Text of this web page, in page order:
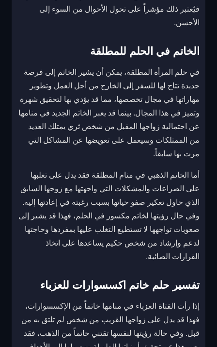
فيُعتبر ذلك مؤشراً على تحول الأحوال من السوء إلى
الأحسن.
الخاتم في الحلم للمطلقة
في حلم المرأة المطلقة، يمكن أن يشير الخاتم إلى فرصة
جديدة تتاح لها للسفر إلى الخارج من أجل العمل وتطوير
مهاراتها في مجال تخصصها، مما قد يؤدي بها لتحقيق شهرة
وتميز في هذا المجال. بينما قد يعبر الخاتم الجديد في منامها
عن احتمالية زواجها المقبل من شخص ثري يمتلك العديد
من الممتلكات وسيعمل على تعويضها عن المشاكل التي
مرت بها سابقاً.
أما الخاتم الذهبي في منام المطلقة فقد يدل على تغلبها
على الصراعات والمشكلات التي واجهتها مع زوجها السابق
الذي حاول تعكير صفو حياتها بسبب رغبته في إعادتها إليه.
وفي حال رؤيتها لخاتم مكسور في الحلم، فهذا قد يشير إلى
صعوبات تواجهها لا تستطيع التغلب عليها بمفردها وحاجتها
لدعم وإرشاد من شخص حكيم يساعدها على اتخاذ
القرارات الصائبة.
تفسير حلم خاتم اكسسوارات للعزباء
إذا رأت الفتاة العزباء في منامها خاتماً من الإكسسوارات،
فهذا قد يدل على زواجها القريب من شخص لم تلتق به من
قبل. وفي حالة رؤيتها لنفسها تقتني خاتماً من الذهب، فقد